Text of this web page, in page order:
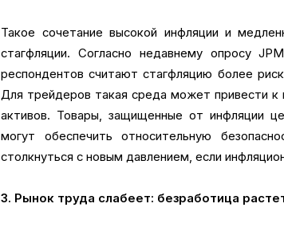
Такое сочетание высокой инфляции и
стагфляции. Согласно недавнему опросу
респондентов считают стагфляцию более
Для трейдеров такая среда может привести к
активов. Товары, защищенные от инфляции
могут обеспечить относительную
столкнуться с новым давлением, если
3. Рынок труда слабеет: безработица